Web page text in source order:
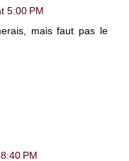
5:00 PM
mais faut pas le
PM